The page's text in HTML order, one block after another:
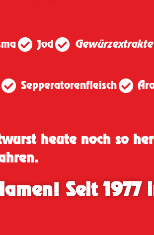
Jod Gewürzextrakte
Sepperatorenfleisch
heute noch so
Seit 1977